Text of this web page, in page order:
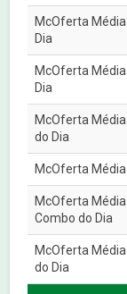
McOferta
Dia
McOferta
Dia
McOferta
do Dia
McOferta
McOferta
Combo do Dia
McOferta
do Dia